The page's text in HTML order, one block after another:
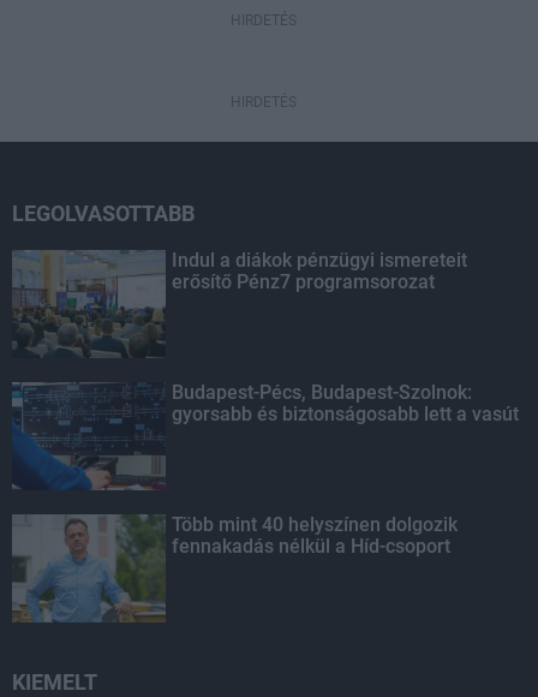
HIRDETÉS
HIRDETÉS
LEGOLVASOTTABB
Indul a diákok pénzügyi ismereteit
erősítő Pénz7 programsorozat
Budapest-Pécs, Budapest-Szolnok:
gyorsabb és biztonságosabb lett a vasút
Több mint 40 helyszínen dolgozik
fennakadás nélkül a Híd-csoport
KIEMELT